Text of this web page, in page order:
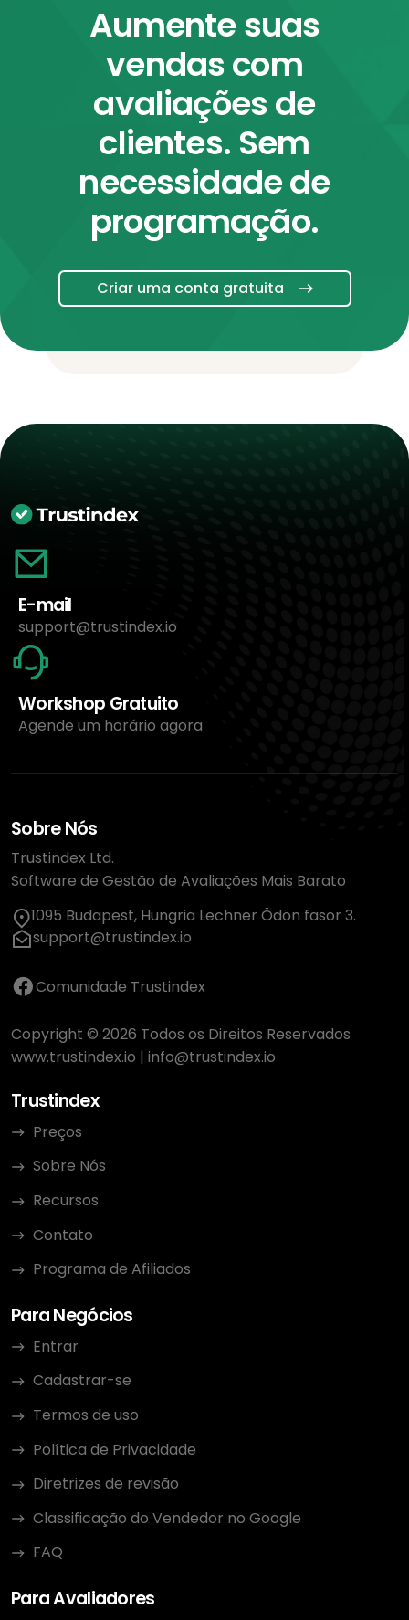
Aumente suas
vendas com
avaliações de
clientes. Sem
necessidade de
programação.
Criar uma conta gratuita
E-mail
support@trustindex.io
Workshop Gratuito
Agende um horário agora
Sobre Nós
Trustindex Ltd.
Software de Gestão de Avaliações Mais Barato
1095 Budapest, Hungria Lechner Ödön fasor 3.
support@trustindex.io
Comunidade Trustindex
Copyright © 2026 Todos os Direitos Reservados
www.trustindex.io | info@trustindex.io
Trustindex
Preços
Sobre Nós
Recursos
Contato
Programa de Afiliados
Para Negócios
Entrar
Cadastrar-se
Termos de uso
Política de Privacidade
Diretrizes de revisão
Classificação do Vendedor no Google
FAQ
Para Avaliadores